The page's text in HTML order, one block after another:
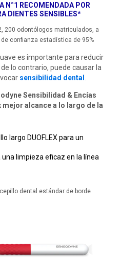
N°1 RECOMENDADA POR
DIENTES SENSIBLES*
200 odontólogos matriculados, a
confianza estadística de 95%
es importante para reducir
lo contrario, puede causar la
sensibilidad dental
Sensibilidad & Encías
alcance a lo largo de la
largo DUOFLEX para un
limpieza eficaz en la línea
dental estándar de borde